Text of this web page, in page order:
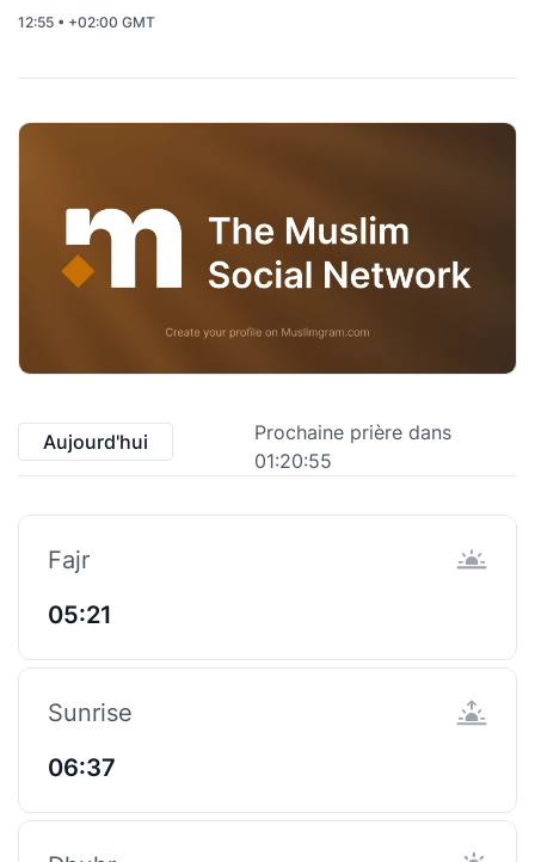
12:55 • +02:00 GMT
Aujourd'hui
Prochaine prière dans
01:20:55
Fajr
05:21
Sunrise
06:37